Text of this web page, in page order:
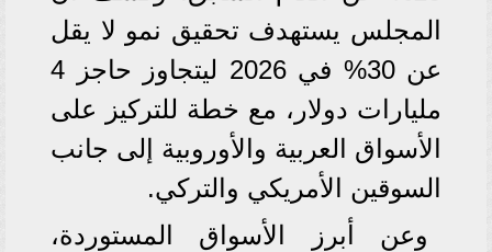
المجلس يستهدف تحقيق نمو لا يقل
عن 30% في 2026 ليتجاوز حاجز 4
مليارات دولار، مع خطة للتركيز على
الأسواق العربية والأوروبية إلى جانب
السوقين الأمريكي والتركي.
وعن أبرز الأسواق المستوردة،